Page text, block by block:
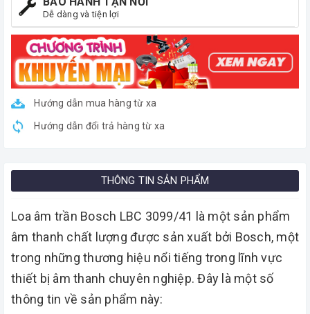
Dễ dàng và tiện lợi
Hướng dẫn mua hàng từ xa
Hướng dẫn đổi trả hàng từ xa
THÔNG TIN SẢN PHẨM
Loa âm trần Bosch LBC 3099/41 là một sản phẩm
âm thanh chất lượng được sản xuất bởi Bosch, một
trong những thương hiệu nổi tiếng trong lĩnh vực
thiết bị âm thanh chuyên nghiệp. Đây là một số
thông tin về sản phẩm này: